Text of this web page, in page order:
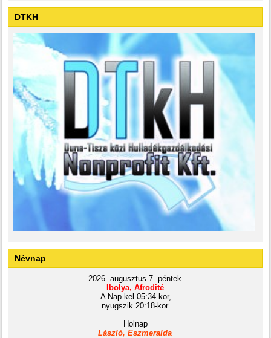
DTKH
Névnap
2026. augusztus 7. péntek
Ibolya, Afrodité
A Nap kel 05:34-kor,
nyugszik 20:18-kor.
Holnap
László, Eszmeralda